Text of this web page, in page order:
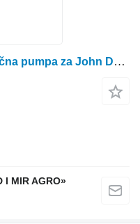
John Deere AN202916 hidraulična pumpa za John Deere kombajna za žito
I MIR AGRO»